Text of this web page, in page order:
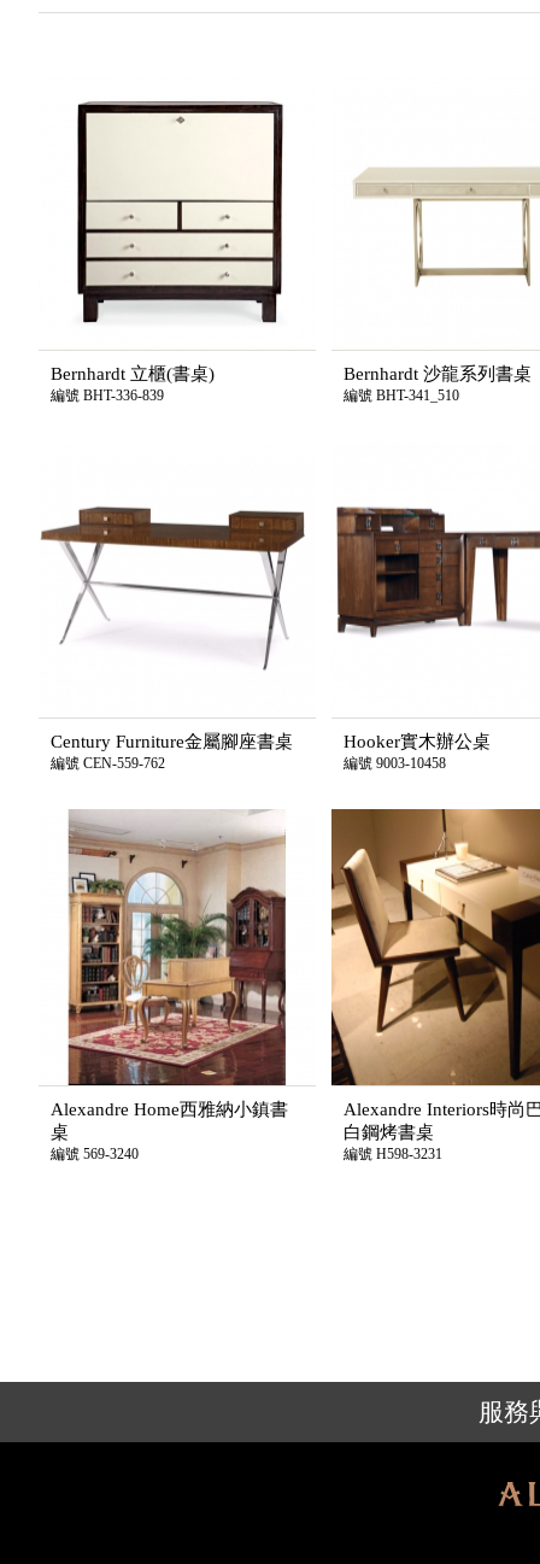
Bernhardt 立櫃(書桌)
編號 BHT-336-839
Bernhardt 沙龍系列書桌
編號 BHT-341_510
Century Furniture金屬腳座書桌
編號 CEN-559-762
Hooker實木辦公桌
編號 9003-10458
Alexandre Home西雅納小鎮書
桌
編號 569-3240
Alexandre Interiors時尚
白鋼烤書桌
編號 H598-3231
服務